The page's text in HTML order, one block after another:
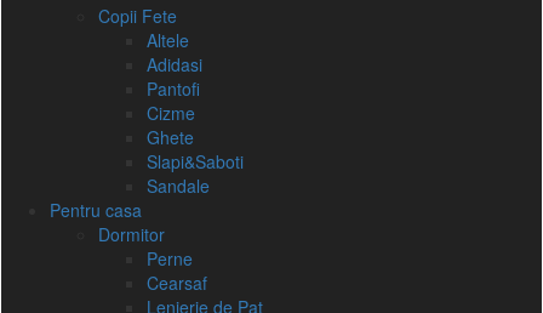
Copii Fete
Altele
Adidasi
Pantofi
Cizme
Ghete
Slapi&Saboti
Sandale
Pentru casa
Dormitor
Perne
Cearsaf
Lenjerie de Pat